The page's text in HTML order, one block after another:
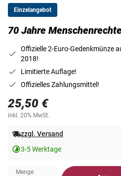
Einzelangebot
70 Jahre
Offizielle 2-Euro-Gedenkmünze
2018!
Limitierte Auflage!
Offizielles Zahlungsmittel!
25,50 €
inkl. 20% MwSt.
zzgl. Versand
3-5 Werktage
Menge